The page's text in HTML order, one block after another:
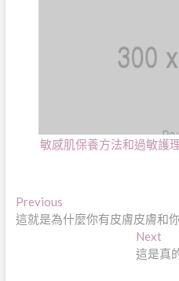
敏感肌保養方法和過敏護
文
章
PreviousPrevious
post:
這就是為什麼你有皮膚皮膚和
Next
這是真